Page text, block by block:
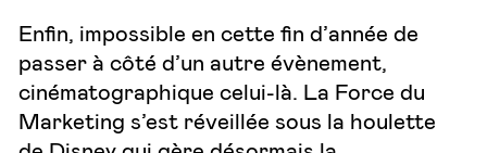
Enfin, impossible en cette fin d’année de
passer à côté d’un autre évènement,
cinématographique celui-là. La Force du
Marketing s’est réveillée sous la houlette